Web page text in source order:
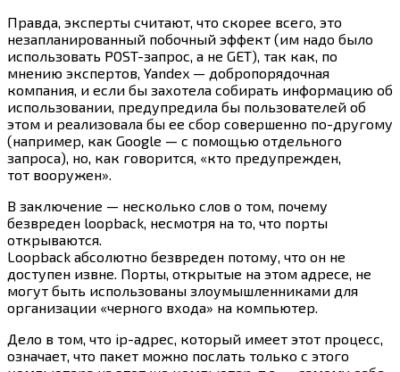
Правда, эксперты считают, что скорее всего, это
незапланированный побочный эффект (им надо было
использовать POST-запрос, а не GET), так как, по
мнению экспертов, Yandex — добропорядочная
компания, и если бы захотела собирать информацию об
использовании, предупредила бы пользователей об
этом и реализовала бы ее сбор совершенно по-другому
(например, как Google — с помощью отдельного
запроса), но, как говорится, «кто предупрежден,
тот вооружен».
В заключение — несколько слов о том, почему
безвреден loopback, несмотря на то, что порты
открываются.
Loopback абсолютно безвреден потому, что он не
доступен извне. Порты, открытые на этом адресе, не
могут быть использованы злоумышленниками для
организации «черного входа» на компьютер.
Дело в том, что ip-адрес, который имеет этот процесс,
означает, что пакет можно послать только с этого